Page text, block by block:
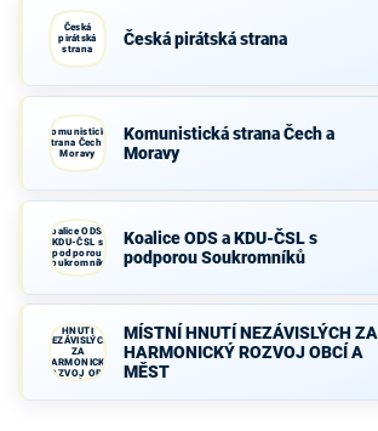
Česká
pirátská
strana
Česká pirátská strana
Komunistická
strana Čech a
Moravy
Komunistická strana Čech a
Moravy
Koalice ODS a
KDU-ČSL s
podporou
Soukromníků
Koalice ODS a KDU-ČSL s
podporou Soukromníků
HNUTÍ
NEZÁVISLÝCH
ZA
HARMONICKÝ
ROZVOJ OBCÍ
A MĚST
MÍSTNÍ HNUTÍ NEZÁVISLÝCH ZA
HARMONICKÝ ROZVOJ OBCÍ A
MĚST